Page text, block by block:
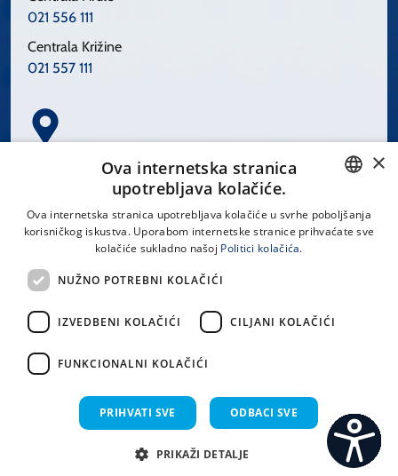
021 556 111
Centrala Križine
021 557 111
Spinčićeva 1, 21000 Split
LINKOVI
Uvjeti korištenja
CROATIAN
×
Ova internetska stranica
upotrebljava kolačiće.
Ova internetska stranica upotrebljava kolačiće u svrhe poboljšanja
korisničkog iskustva. Uporabom internetske stranice prihvaćate sve
kolačiće sukladno našoj Politici kolačića.
NUŽNO POTREBNI KOLAČIĆI
IZVEDBENI KOLAČIĆI CILJANI KOLAČIĆI
FUNKCIONALNI KOLAČIĆI
PRIHVATI SVE ODBACI SVE
PRIKAŽI DETALJE